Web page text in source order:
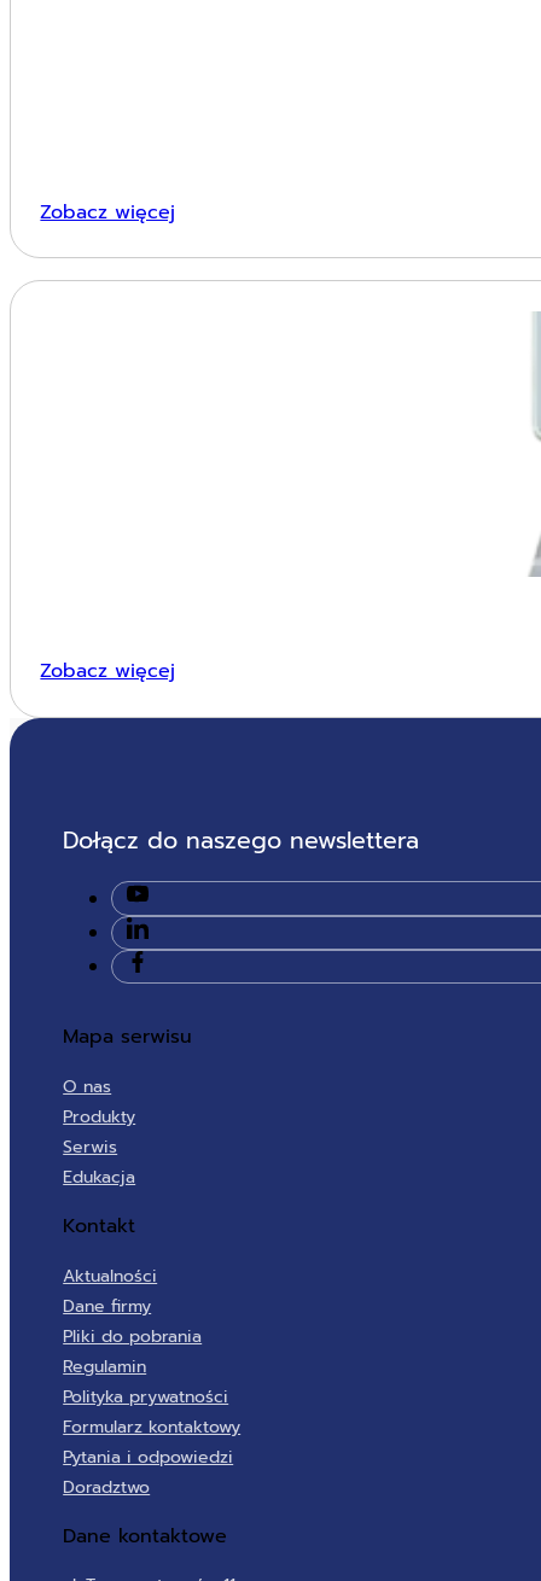
Zobacz więcej
Zobacz więcej
Dołącz do naszego newslettera
Mapa serwisu
O nas
Produkty
Serwis
Edukacja
Kontakt
Aktualności
Dane firmy
Pliki do pobrania
Regulamin
Polityka prywatności
Formularz kontaktowy
Pytania i odpowiedzi
Doradztwo
Dane kontaktowe